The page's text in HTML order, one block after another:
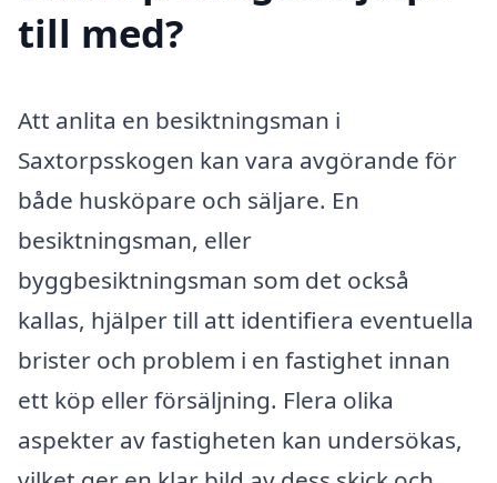
till med?
Att anlita en besiktningsman i
Saxtorpsskogen kan vara avgörande för
både husköpare och säljare. En
besiktningsman, eller
byggbesiktningsman som det också
kallas, hjälper till att identifiera eventuella
brister och problem i en fastighet innan
ett köp eller försäljning. Flera olika
aspekter av fastigheten kan undersökas,